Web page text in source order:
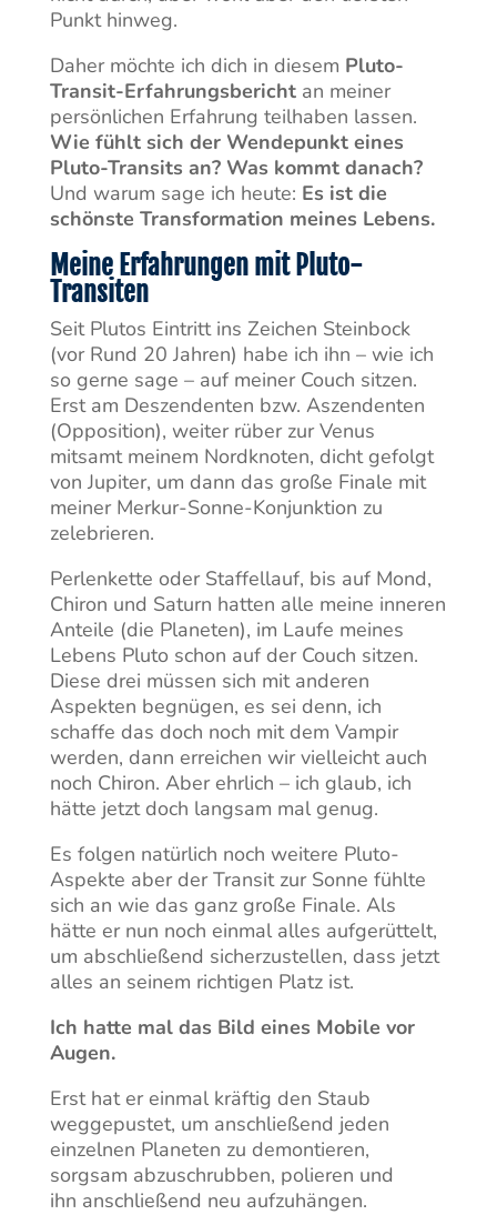
Punkt hinweg.
Daher möchte ich dich in diesem Pluto-
Transit-Erfahrungsberichtan meiner
persönlichen Erfahrung teilhaben lassen.
Wie fühlt sich der Wendepunkt eines
Pluto-Transits an? Was kommt danach?
Und warum sage ich heute: Es ist die
schönste Transformation meines Lebens.
Meine Erfahrungen mit Pluto-
Transiten
Seit Plutos Eintritt ins Zeichen Steinbock
(vor Rund 20 Jahren) habe ich ihn – wie ich
so gerne sage – auf meiner Couch sitzen.
Erst am Deszendenten bzw. Aszendenten
(Opposition), weiter rüber zur Venus
mitsamt meinem Nordknoten, dicht gefolgt
von Jupiter, um dann das große Finale mit
meiner Merkur-Sonne-Konjunktion zu
zelebrieren.
Perlenkette oder Staffellauf, bis auf Mond,
Chiron und Saturn hatten alle meine inneren
Anteile (die Planeten), im Laufe meines
Lebens Pluto schon auf der Couch sitzen.
Diese drei müssen sich mit anderen
Aspekten begnügen, es sei denn, ich
schaffe das doch noch mit dem Vampir
werden, dann erreichen wir vielleicht auch
noch Chiron. Aber ehrlich – ich glaub, ich
hätte jetzt doch langsam mal genug.
Es folgen natürlich noch weitere Pluto-
Aspekte aber der Transit zur Sonne fühlte
sich an wie das ganz große Finale. Als
hätte er nun noch einmal alles aufgerüttelt,
um abschließend sicherzustellen, dass jetzt
alles an seinem richtigen Platz ist.
Ich hatte mal das Bild eines Mobile vor
Augen.
Erst hat er einmal kräftig den Staub
weggepustet, um anschließend jeden
einzelnen Planeten zu demontieren,
sorgsam abzuschrubben, polieren und
ihn anschließend neu aufzuhängen.